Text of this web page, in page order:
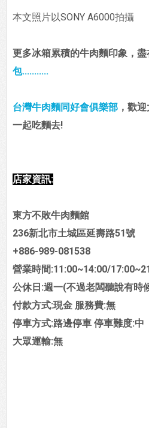
本文照片以SONY A6000拍攝
更多冰箱累積的牛肉麵印象，盡
包...........
台灣牛肉麵同好會俱樂部 ，歡
一起吃麵去!
店家資訊:
東方不敗牛肉麵館
236新北市土城區延壽路51號
+886-989-081538
營業時間:11:00~14:00/
公休日:週一(不過老闆聽說有時
付款方式:現金 服務費:無
停車方式:路邊停車 停車難度:中
大眾運輸:無